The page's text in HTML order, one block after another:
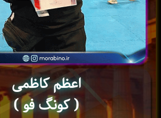
اعظم کاظمی
( کونگ فو )